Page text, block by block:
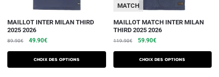
du
MAILLOT INTER MILAN THIRD
2025 2026
89.90€
Le
initial
était :
49.90€Le
actuel
est :
Choix des options
Ce
produit
a
plusieurs
variations.
MATCH
MAILLOT MATCH INTER MILAN
THIRD 2025 2026
119.90€
Le
initial
était :
59.90€Le
actuel
est :
Choix des options
Ce
produit
a
plusieurs
variations.